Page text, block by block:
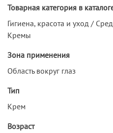
Товарная категория в
Гигиена, красота и уход /
Кремы
Зона применения
Область вокруг глаз
Тип
Крем
Возраст